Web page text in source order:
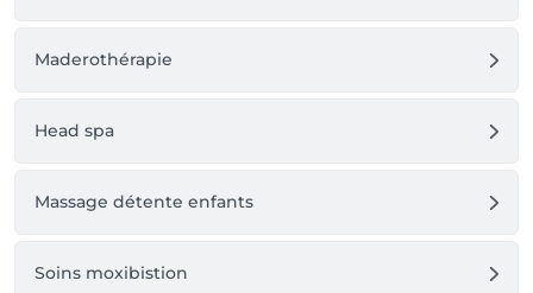
Maderothérapie
Head spa
Massage détente enfants
Soins moxibistion